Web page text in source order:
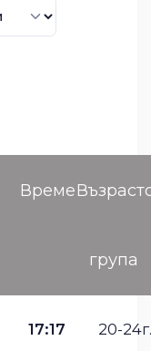
Време
група
17:17 20-24г.